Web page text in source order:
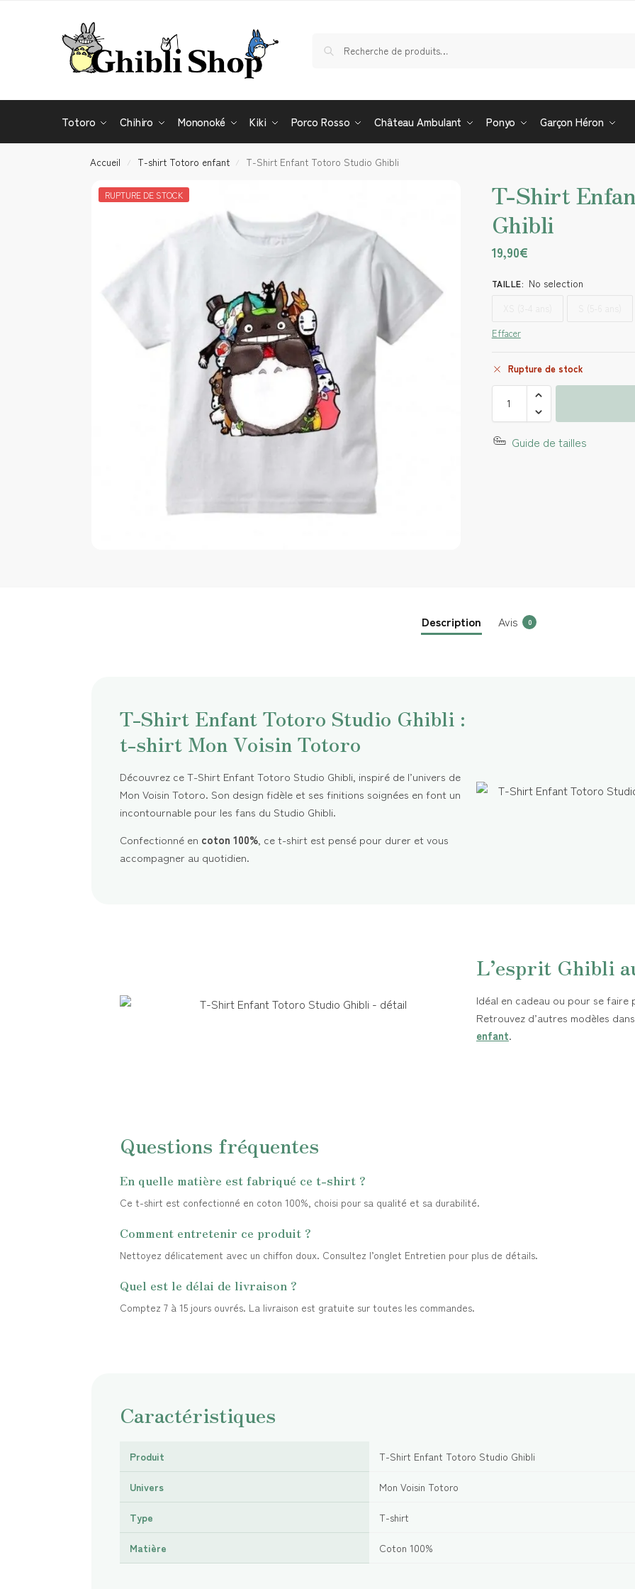
Totoro Chihiro Mononoké Kiki Porco Rosso Château Ambulant Ponyo Garçon Héron
Accueil / T-shirt Totoro enfant / T-Shirt Enfant Totoro Studio Ghibli
RUPTURE DE STOCK
T-Shirt
Ghibli
19,90€
TAILLE: No selection
Effacer
Rupture de stock
Guide de tailles
Description Avis 0
T-Shirt Enfant Totoro Studio Ghibli :
t-shirt Mon Voisin Totoro
Découvrez ce T-Shirt Enfant Totoro Studio Ghibli, inspiré de l’univers de
Mon Voisin Totoro. Son design fidèle et ses finitions soignées en font un
incontournable pour les fans du Studio Ghibli.
Confectionné en coton 100%, ce t-shirt est pensé pour durer et vous
accompagner au quotidien.
L’esprit Ghibli
Idéal en cadeau ou pour se
Retrouvez d’autres modèles
enfant.
Questions fréquentes
En quelle matière est fabriqué ce t-shirt ?
Ce t-shirt est confectionné en coton 100%, choisi pour sa qualité et sa durabilité.
Comment entretenir ce produit ?
Nettoyez délicatement avec un chiffon doux. Consultez l’onglet Entretien pour plus de détails.
Quel est le délai de livraison ?
Comptez 7 à 15 jours ouvrés. La livraison est gratuite sur toutes les commandes.
Caractéristiques
Produit T-Shirt Enfant Totoro Studio Ghibli
Univers Mon Voisin Totoro
Type T-shirt
Matière Coton 100%